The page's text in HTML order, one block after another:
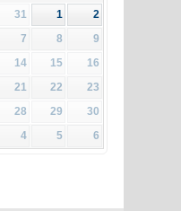
31 1
2
7 8
9
14 15
16
21 22
23
28 29
30
4 5 6